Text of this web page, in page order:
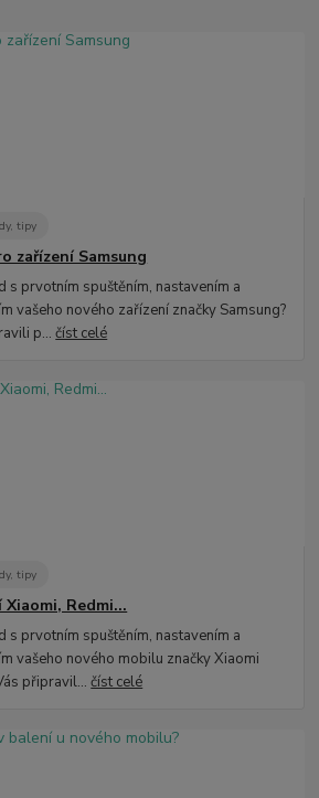
tipy
zařízení Samsung
s prvotním spuštěním, nastavením a
vašeho nového zařízení značky Samsung?
p...číst celé
tipy
Redmi...
s prvotním spuštěním, nastavením a
vašeho nového mobilu značky Xiaomi
připravil...číst celé